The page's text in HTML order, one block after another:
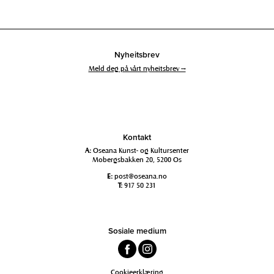
Nyheitsbrev
Meld deg på vårt nyheitsbrev →
Kontakt
A: Oseana Kunst- og Kultursenter
Mobergsbakken 20, 5200 Os
E: post@oseana.no
T: 917 50 231
Sosiale medium
Cookieerklæring